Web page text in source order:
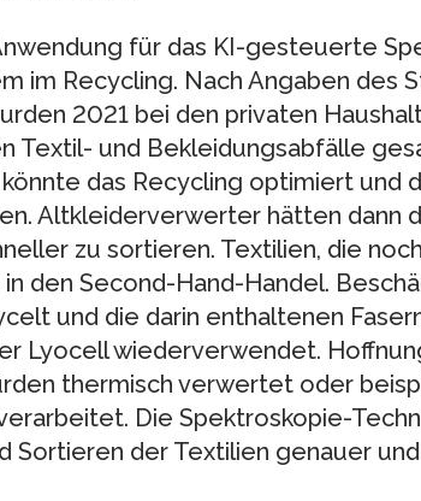
für das KI-gesteuerte
im Recycling. Nach Angaben des
2021 bei den privaten
Textil- und Bekleidungsabfälle
das Recycling optimiert und
Altkleiderverwerter hätten dann
zu sortieren. Textilien, die
den Second-Hand-Handel.
und die darin enthaltenen
Lyocell wiederverwendet.
thermisch verwertet oder
Die Spektroskopie-
Sortieren der Textilien genauer